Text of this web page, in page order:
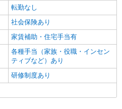
転勤なし
社会保険あり
家賃補助・住宅手当有
各種手当（家族・役職・インセン
ティブなど）あり
研修制度あり